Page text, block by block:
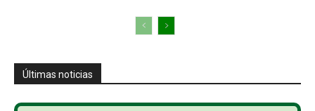
Últimas noticias